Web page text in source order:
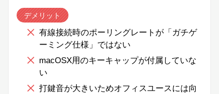
デメリット
有線接続時のポーリングレートが「ガチゲ
ーミング仕様」ではない
macOSX用のキーキャップが付属していな
い
打鍵音が大きいためオフィスユースには向